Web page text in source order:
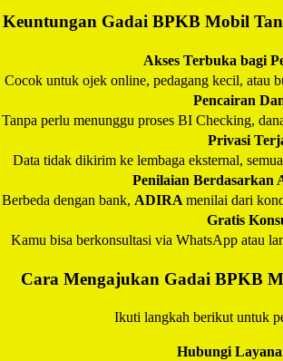
Keuntungan Gadai BPKB Mobil
Akses Terbuka bagi
Cocok untuk ojek online, pedagang kecil, atau
Pencairan
Tanpa perlu menunggu proses BI Checking,
Privasi
Data tidak dikirim ke lembaga eksternal,
Penilaian Berdasarkan
Berbeda dengan bank, ADIRA menilai dari
Gratis
Kamu bisa berkonsultasi via WhatsApp atau
Cara Mengajukan Gadai BPKB
Ikuti langkah berikut untuk
Hubungi